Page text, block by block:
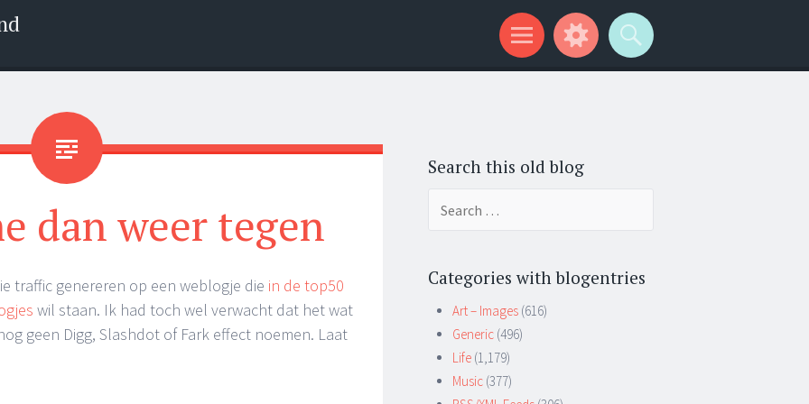
dan weer tegen
traffic genereren op een weblogje die in de top50
wil staan. Ik had toch wel verwacht dat het wat
geen Digg, Slashdot of Fark effect noemen. Laat
Search this old blog
Categories with blogentries
Art – Images (616)
Generic (496)
Life (1,179)
Music (377)